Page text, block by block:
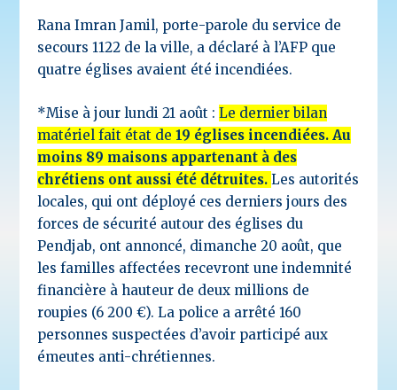
Rana Imran Jamil, porte-parole du service de
secours 1122 de la ville, a déclaré à l’AFP que
quatre églises avaient été incendiées.
*Mise à jour lundi 21 août :Le dernier bilan
matériel fait état de 19 églises incendiées. Au
moins 89 maisons appartenant à des
chrétiens ont aussi été détruites. Les autorités
locales, qui ont déployé ces derniers jours des
forces de sécurité autour des églises du
Pendjab, ont annoncé, dimanche 20 août, que
les familles affectées recevront une indemnité
financière à hauteur de deux millions de
roupies (6 200 €). La police a arrêté 160
personnes suspectées d’avoir participé aux
émeutes anti-chrétiennes.